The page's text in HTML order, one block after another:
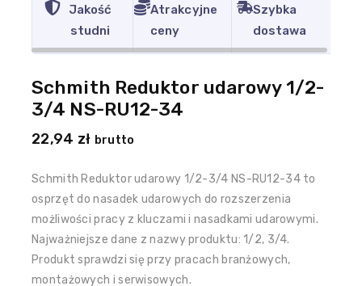
Jakość
studni
Atrakcyjne
ceny
Szybka
dostawa
Schmith Reduktor udarowy 1/2-
3/4 NS-RU12-34
22,94 zł brutto
Schmith Reduktor udarowy 1/2-3/4 NS-RU12-34 to
osprzęt do nasadek udarowych do rozszerzenia
możliwości pracy z kluczami i nasadkami udarowymi.
Najważniejsze dane z nazwy produktu: 1/2, 3/4.
Produkt sprawdzi się przy pracach branżowych,
montażowych i serwisowych.